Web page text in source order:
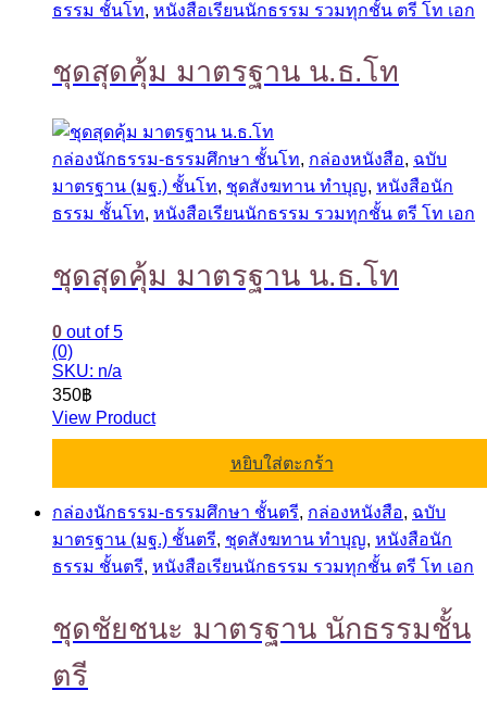
ธรรม ชั้นโท, หนังสือเรียนนักธรรม รวมทุกชั้น ตรี โท เอก
ชุดสุดคุ้ม มาตรฐาน น.ธ.โท
กล่องนักธรรม-ธรรมศึกษา ชั้นโท, กล่องหนังสือ, ฉบับ
มาตรฐาน (มฐ.) ชั้นโท, ชุดสังฆทาน ทำบุญ, หนังสือนัก
ธรรม ชั้นโท, หนังสือเรียนนักธรรม รวมทุกชั้น ตรี โท เอก
ชุดสุดคุ้ม มาตรฐาน น.ธ.โท
0 out of 5
(0)
SKU: n/a
350฿
View Product
หยิบใส่ตะกร้า
กล่องนักธรรม-ธรรมศึกษา ชั้นตรี, กล่องหนังสือ, ฉบับ
มาตรฐาน (มฐ.) ชั้นตรี, ชุดสังฆทาน ทำบุญ, หนังสือนัก
ธรรม ชั้นตรี, หนังสือเรียนนักธรรม รวมทุกชั้น ตรี โท เอก
ชุดชัยชนะ มาตรฐาน นักธรรมชั้น
ตรี